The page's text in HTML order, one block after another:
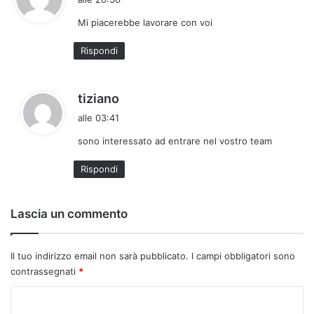
e
t
t
Mi piacerebbe lavorare con voi
Rispondi
tiziano
e
t
t
alle 03:41
sono interessato ad entrare nel vostro team
Rispondi
Lascia un commento
Il tuo indirizzo email non sarà pubblicato. I campi obbligatori sono
contrassegnati *